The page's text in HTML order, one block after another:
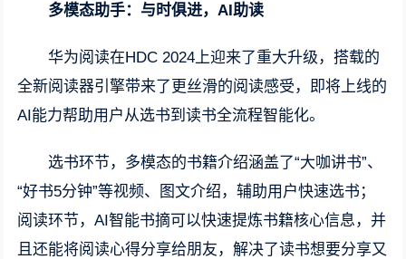
多模态助手：与时俱进，AI助读
华为阅读在HDC 2024上迎来了重大升级，搭载的
全新阅读器引擎带来了更丝滑的阅读感受，即将上线的
AI能力帮助用户从选书到读书全流程智能化。
选书环节，多模态的书籍介绍涵盖了“大咖讲书”、
“好书5分钟”等视频、图文介绍，辅助用户快速选书；
阅读环节，AI智能书摘可以快速提炼书籍核心信息，并
且还能将阅读心得分享给朋友，解决了读书想要分享又